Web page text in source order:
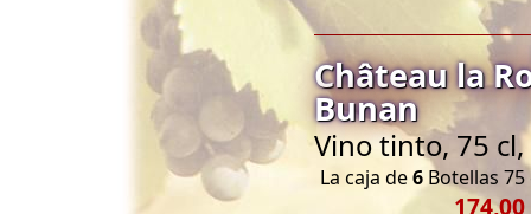
Château la
Bunan
Vino tinto, 75
La caja de6 Botellas 75
174,00